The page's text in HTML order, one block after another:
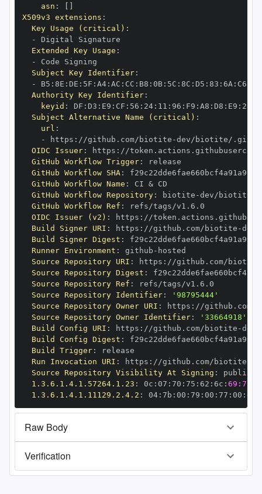
asn :
X509v3 extensions :
Key Usage (critical) :
-
Extended Key Usage :
-
Subject Key Identifier:
-
B5 : 8E : DE : 5F : A4: AC : CC : B8 : 0B: 5C : 8C : D5 : 83 : 6A : C6
Authority Key Identifier:
keyid : DF : D3 : E9 : CF : 56 : 24: 11 : 96 : F9 : A8 : D8 : E9 : 28
Subject Alternative Name (critical) :
url :
-
https : //github.com/biotite -
OIDC Issuer: https :
GitHub Workflow Trigger:
GitHub Workflow SHA:
GitHub Workflow Name :
GitHub Workflow Repository: biotite -
GitHub Workflow Ref :
OIDC Issuer (v2) : https :
Build Signer URI : https : //github.com/biotite -
Build Signer Digest :
Runner Environment : github -
Source Repository URI : https : //github.com/biotite
Source Repository Digest :
Source Repository Ref :
Source Repository Identifier:
'98795444'
Source Repository Owner URI : https : //github.com/
Source Repository Owner Identifier:
'33664918'
Build Config URI : https : //github.com/biotite -
Build Config Digest :
Build Trigger:
Run Invocation URI : https : //github.com/biotite
Source Repository Visibility At Signing :
1.3.6.1.4.1.57264.1.23 : 0c : 07 : 70 : 75 : 62 : 6c :
1.3.6.1.4.1.11129.2.4.2 : 04: 7b : 00 : 79 : 00 : 77 : 00 : dd
Raw Body
Verification